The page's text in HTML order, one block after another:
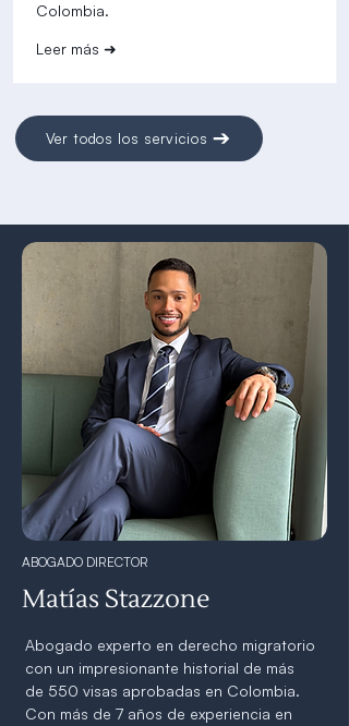
Colombia.
Leer más ➜
Ver todos los servicios
ABOGADO DIRECTOR
Matías Stazzone
Abogado experto en derecho migratorio
con un impresionante historial de más
de 550 visas aprobadas en Colombia.
Con más de 7 años de experiencia en